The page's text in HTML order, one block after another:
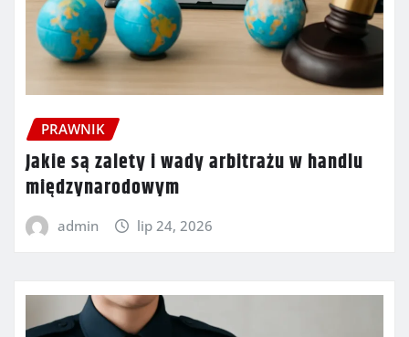
PRAWNIK
Jakie są zalety i wady arbitrażu w handlu
międzynarodowym
admin lip 24, 2026